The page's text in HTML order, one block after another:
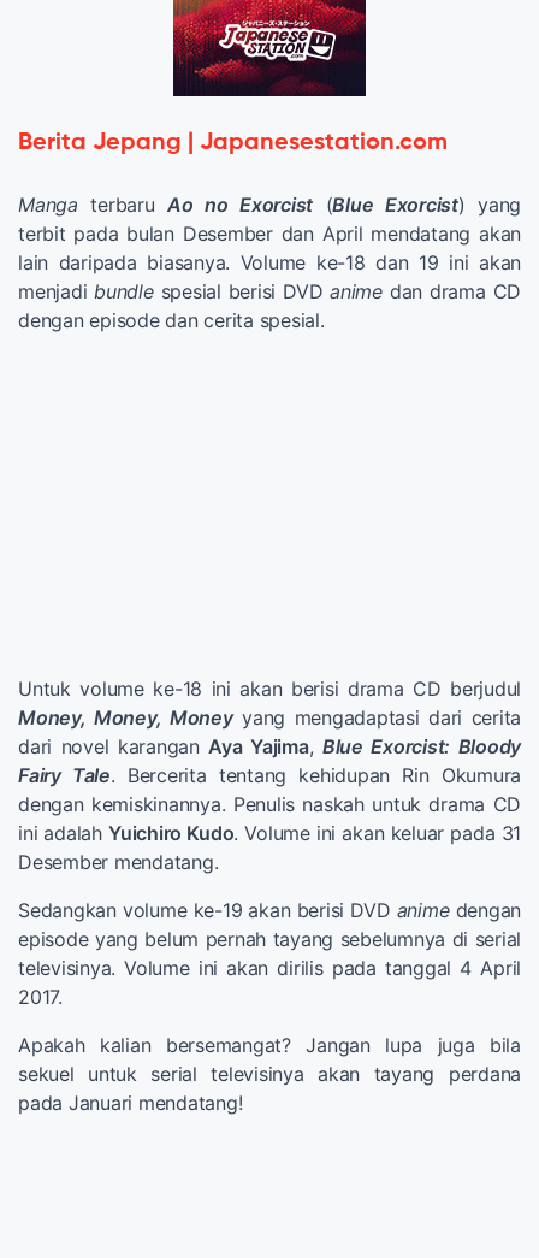
Berita Jepang | Japanesestation.com
Manga terbaru Ao no Exorcist (Blue Exorcist) yang
terbit pada bulan Desember dan April mendatang akan
lain daripada biasanya. Volume ke-18 dan 19 ini akan
menjadi bundlespesial berisi DVDanimedan drama CD
dengan episode dan cerita spesial.
Untuk volume ke-18 ini akan berisi drama CD berjudul
Money, Money, Money yang mengadaptasi dari cerita
dari novel karangan Aya Yajima, Blue Exorcist: Bloody
Fairy Tale. Bercerita tentang kehidupan Rin Okumura
dengan kemiskinannya. Penulis naskah untuk drama CD
ini adalahYuichiro Kudo. Volume ini akan keluar pada 31
Desember mendatang.
Sedangkan volume ke-19 akan berisi DVD animedengan
episode yang belum pernah tayang sebelumnya di serial
televisinya. Volume ini akan dirilis pada tanggal 4 April
2017.
Apakah kalian bersemangat? Jangan lupa juga bila
sekuel untuk serial televisinya akan tayang perdana
pada Januari mendatang!